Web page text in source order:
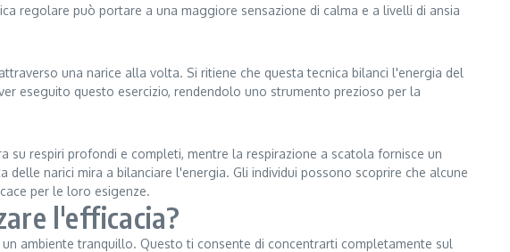
regolare può portare a una maggiore sensazione di calma e a livelli di ansia
una narice alla volta. Si ritiene che questa tecnica bilanci l'energia del
eseguito questo esercizio, rendendolo uno strumento prezioso per la
su respiri profondi e completi, mentre la respirazione a scatola fornisce un
narici mira a bilanciare l'energia. Gli individui possono scoprire che alcune
per le loro esigenze.
l'efficacia?
ambiente tranquillo. Questo ti consente di concentrarti completamente sul